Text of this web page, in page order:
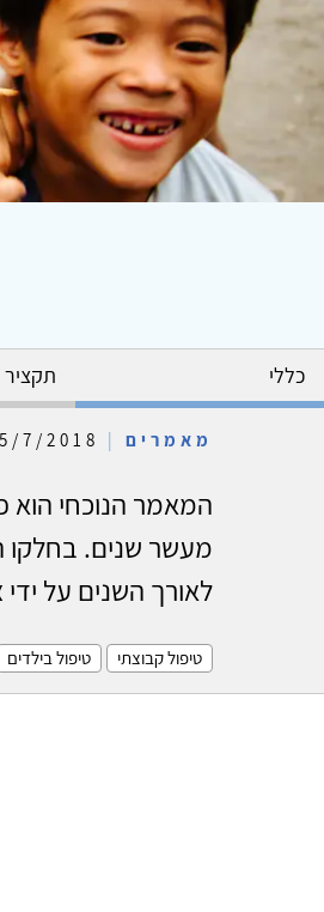
כללי תקציר
מאמרים |
המאמר הנוכחי הוא
מעשר שנים. בחלקו
לאורך השנים על
טיפול קבוצתי טיפול בילדים